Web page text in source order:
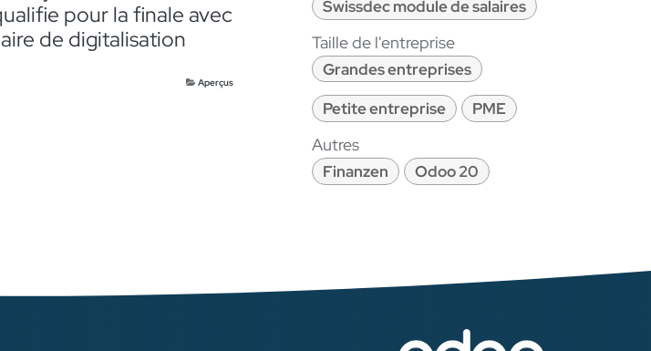
pour la finale avec
de digitalisation
Aperçus
Swissdec module de salaires
Taille de l'entreprise
Grandes entreprises
Petite entreprise
PME
Autres
Finanzen Odoo 20